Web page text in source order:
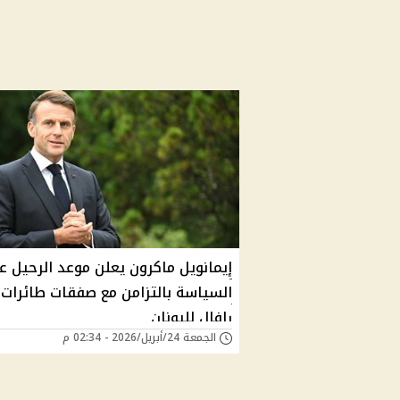
إيمانويل ماكرون يعلن موعد الرحيل
السياسة بالتزامن مع صفقات طائرات
رافال لليونان
الجمعة 24/أبريل/2026 - 02:34 م